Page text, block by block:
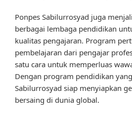
Ponpes Sabilurrosyad juga
berbagai lembaga pendidikan
kualitas pengajaran. Program
pembelajaran dari pengajar
satu cara untuk memperluas
Dengan program pendidikan
Sabilurrosyad siap menyiapkan
bersaing di dunia global.